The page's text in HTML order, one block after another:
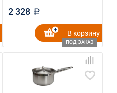
2 328 a
ПОД ЗАКАЗ
В корзину